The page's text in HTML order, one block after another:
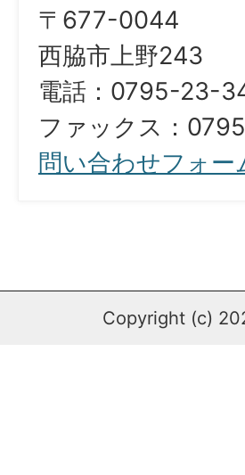
〒677-0044
西脇市上野243
電話：0795-23-
ファックス：
問い合わせフォー
Copyright (c)